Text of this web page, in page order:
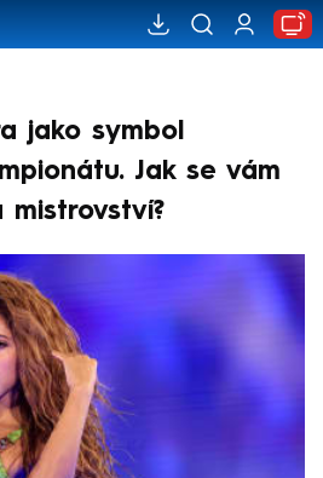
jako symbol
Jak se vám
mistrovství?